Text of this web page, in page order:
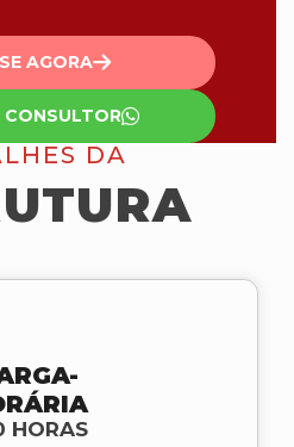
AGORA
CONSULTOR
DA
HORAS